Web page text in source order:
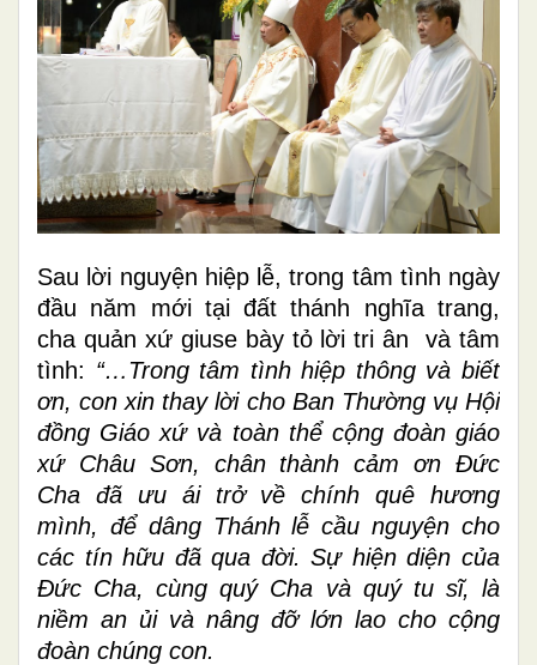
Sau lời nguyện hiệp lễ, trong tâm tình ngày
đầu năm mới tại đất thánh nghĩa trang,
cha quản xứ giuse bày tỏ lời tri ân và tâm
tình: “…Trong tâm tình hiệp thông và biết
ơn, con xin thay lời cho Ban Thường vụ Hội
đồng Giáo xứ và toàn thể cộng đoàn giáo
xứ Châu Sơn, chân thành cảm ơn Đức
Cha đã ưu ái trở về chính quê hương
mình, để dâng Thánh lễ cầu nguyện cho
các tín hữu đã qua đời. Sự hiện diện của
Đức Cha, cùng quý Cha và quý tu sĩ, là
niềm an ủi và nâng đỡ lớn lao cho cộng
đoàn chúng con.